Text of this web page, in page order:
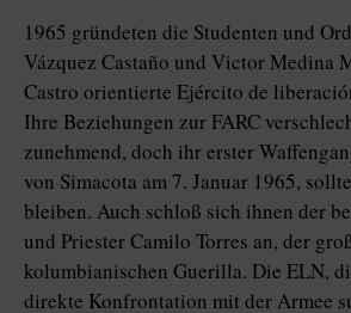
1965 gründeten die Studenten und
Vázquez Castaño und Victor Medina
Castro orientierte Ejército de
Ihre Beziehungen zur FARC
zunehmend, doch ihr erster
von Simacota am 7. Januar 1965,
bleiben. Auch schloß sich ihnen der
und Priester Camilo Torres an, der
kolumbianischen Guerilla. Die ELN,
direkte Konfrontation mit der Armee